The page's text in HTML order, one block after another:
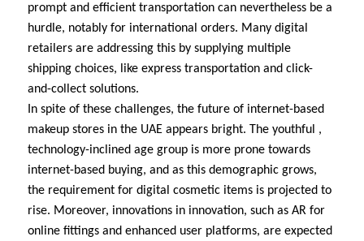
prompt and efficient transportation can nevertheless be a
hurdle, notably for international orders. Many digital
retailers are addressing this by supplying multiple
shipping choices, like express transportation and click-
and-collect solutions.
In spite of these challenges, the future of internet-based
makeup stores in the UAE appears bright. The youthful ,
technology-inclined age group is more prone towards
internet-based buying, and as this demographic grows,
the requirement for digital cosmetic items is projected to
rise. Moreover, innovations in innovation, such as AR for
online fittings and enhanced user platforms, are expected